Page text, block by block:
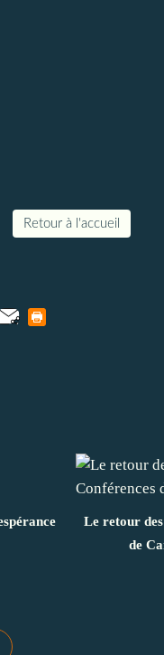
Retour à l'accueil
Le retour
de